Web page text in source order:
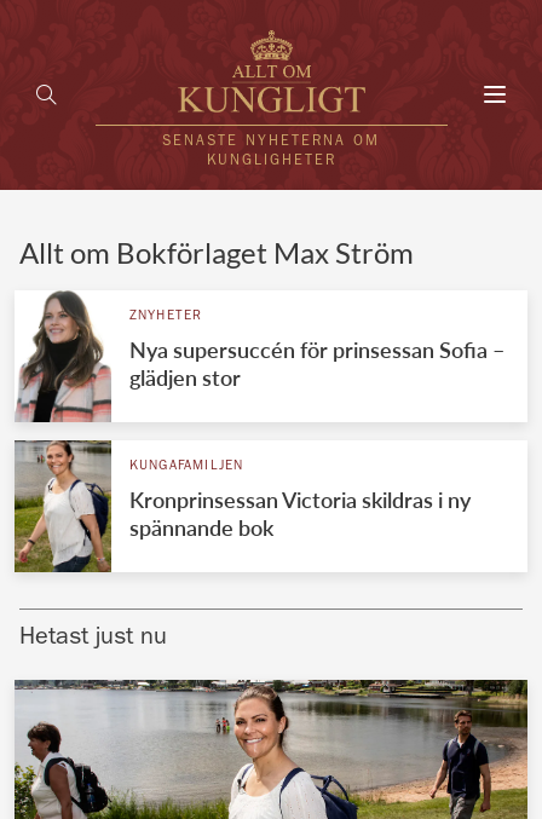
SENASTE NYHETERNA OM
KUNGLIGHETER
UTLÄNDSKT
VÄRLDENS KUNGAHUS
Svenska kungahuset
Brittiska kungahuset
Nederländska kungahuset
Belgiska kungahuset
Jordanska kungahuset
REDAKTION
Allt om Bokförlaget Max Ström
ZNYHETER
Nya supersuccén för prinsessan Sofia –
glädjen stor
KUNGAFAMILJEN
Kronprinsessan Victoria skildras i ny
spännande bok
Hetast just nu